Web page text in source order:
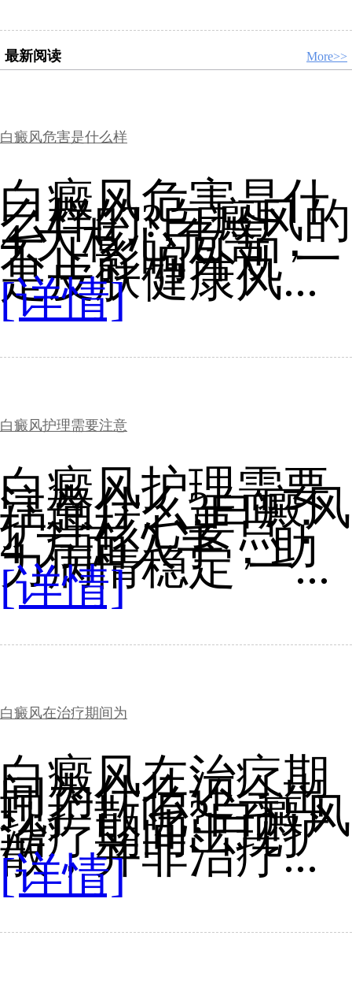
最新阅读 More>>
白癜风危害是什么样
白癜风危害是什
么样的?白癜风的
4 大核心危害，
不止影响外观 一
是皮肤健康风...
[详情]
白癜风护理需要注意
白癜风护理需要
注意什么?白癜风
护理核心要点：
4 方面入手，助
力病情稳定 一...
[详情]
白癜风在治疗期间为
白癜风在治疗期
间为什么还会出
现扩散呢?白癜风
治疗期间出现扩
散，并非治疗...
[详情]